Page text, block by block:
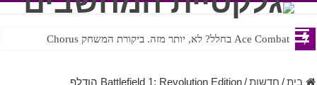
Ace Combat בחלל? לא, יותר מזה. ביקורת המשחק Chorus
Steven Universe והשירים שתורגמו בצורה נוראית לעברית
בית / חדשות / Battlefield 1: Revolution Edition הודלף